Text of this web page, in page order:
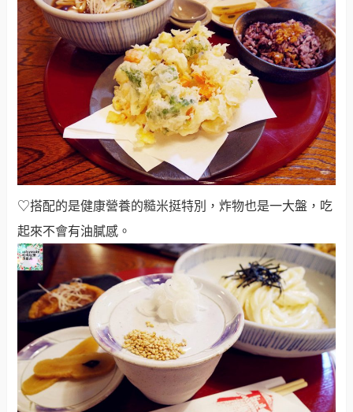
♡搭配的是健康營養的糙米挺特別，炸物也是一大盤，吃
起來不會有油膩感。